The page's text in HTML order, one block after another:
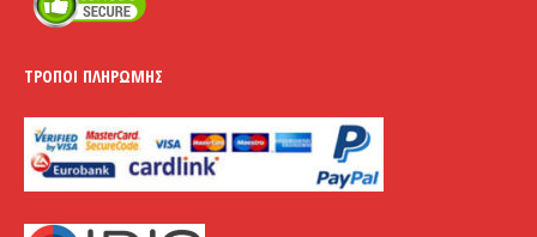
ΤΡΌΠΟΙ ΠΛΗΡΩΜΉΣ